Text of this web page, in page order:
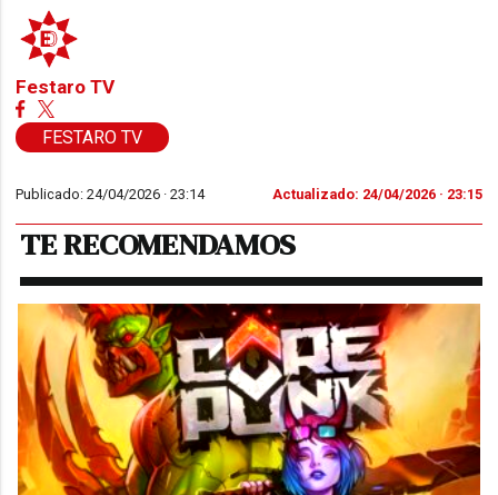
Festaro TV
FESTARO TV
Publicado: 24/04/2026 ·23:14 Actualizado: 24/04/2026 · 23:15
TE RECOMENDAMOS